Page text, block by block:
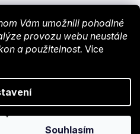
Vám umožnili pohodlné
provozu webu neustále
a použitelnost. Více
Souhlasím
. Design byVokr